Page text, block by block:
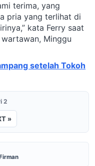
terima, yang
pria yang terlihat di
kata Ferry saat
Minggu
setelah Tokoh
2
»